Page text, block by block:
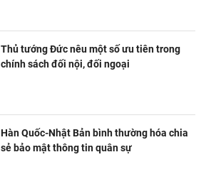
Thủ tướng Đức nêu một số ưu tiên trong
chính sách đối nội, đối ngoại
Hàn Quốc-Nhật Bản bình thường hóa chia
sẻ bảo mật thông tin quân sự